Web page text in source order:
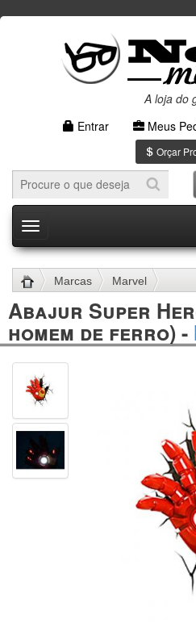
A loja do
Entrar
Meus
Orçar
Menu
Marcas
Marvel
Abajur Super Herói 3D (Mao
Abajur Super
homem de ferro) -